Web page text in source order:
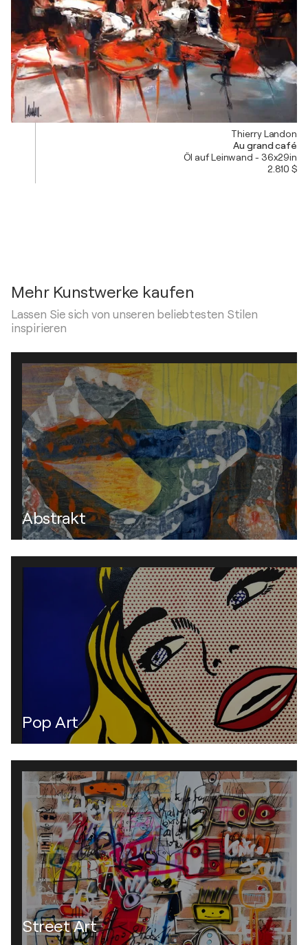
Thierry Landon
Au grand café
Öl auf Leinwand - 36x29in
2.810 $
Mehr Kunstwerke kaufen
Lassen Sie sich von unseren beliebtesten Stilen
inspirieren
Abstrakt
Pop Art
Street Art